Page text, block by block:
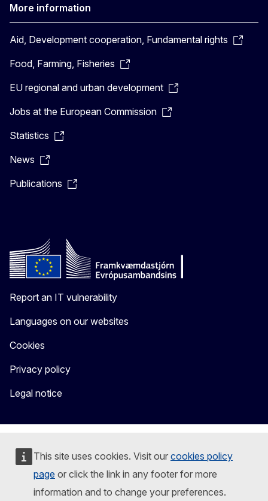
This site uses cookies. Visit our cookies policy
page or click the link in any footer for more
information and to change your preferences.
More information
Aid, Development cooperation, Fundamental rights
Food, Farming, Fisheries
EU regional and urban development
Jobs at the European Commission
Statistics
News
Publications
Report an IT vulnerability
Languages on our websites
Cookies
Privacy policy
Legal notice